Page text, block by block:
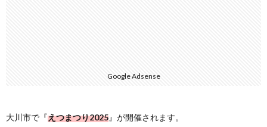
Google Adsense
大川市で『えつまつり2025』が開催されます。